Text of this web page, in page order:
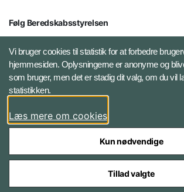
Følg Beredskabsstyrelsen
X BRSdk
LinkedIn BRS-profil
Vi bruger cookies til statistik for at forbedre
hjemmesiden. Oplysningerne er anonyme og
som bruger, men det er stadig dit valg, om du vil
statistikken.
Læs mere om cookies
Kun nødvendige
Tillad valgte